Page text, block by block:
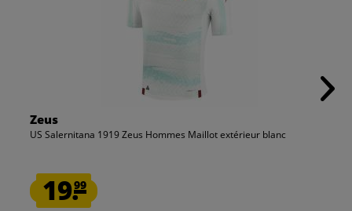
Zeus
US Salernitana 1919 Zeus Hommes Maillot extérieur blanc
19.99